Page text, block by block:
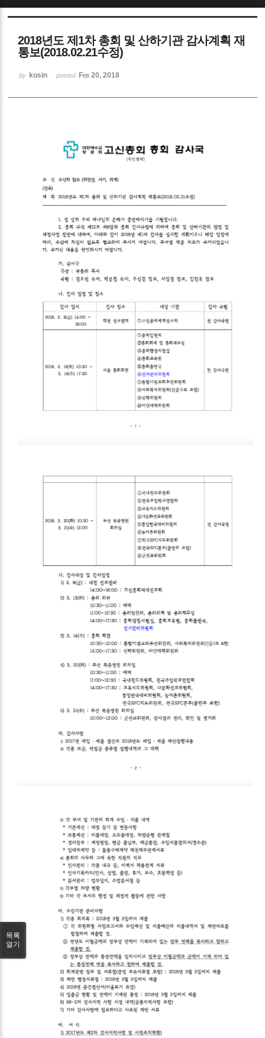
2018년도 제1차 총회 및 산하기관 감사계획 재
통보(2018.02.21수정)
by kosin posted Feb 20, 2018
목록
열기
Sketchbook5, 스케치북5
Sketchbook5, 스케치북5